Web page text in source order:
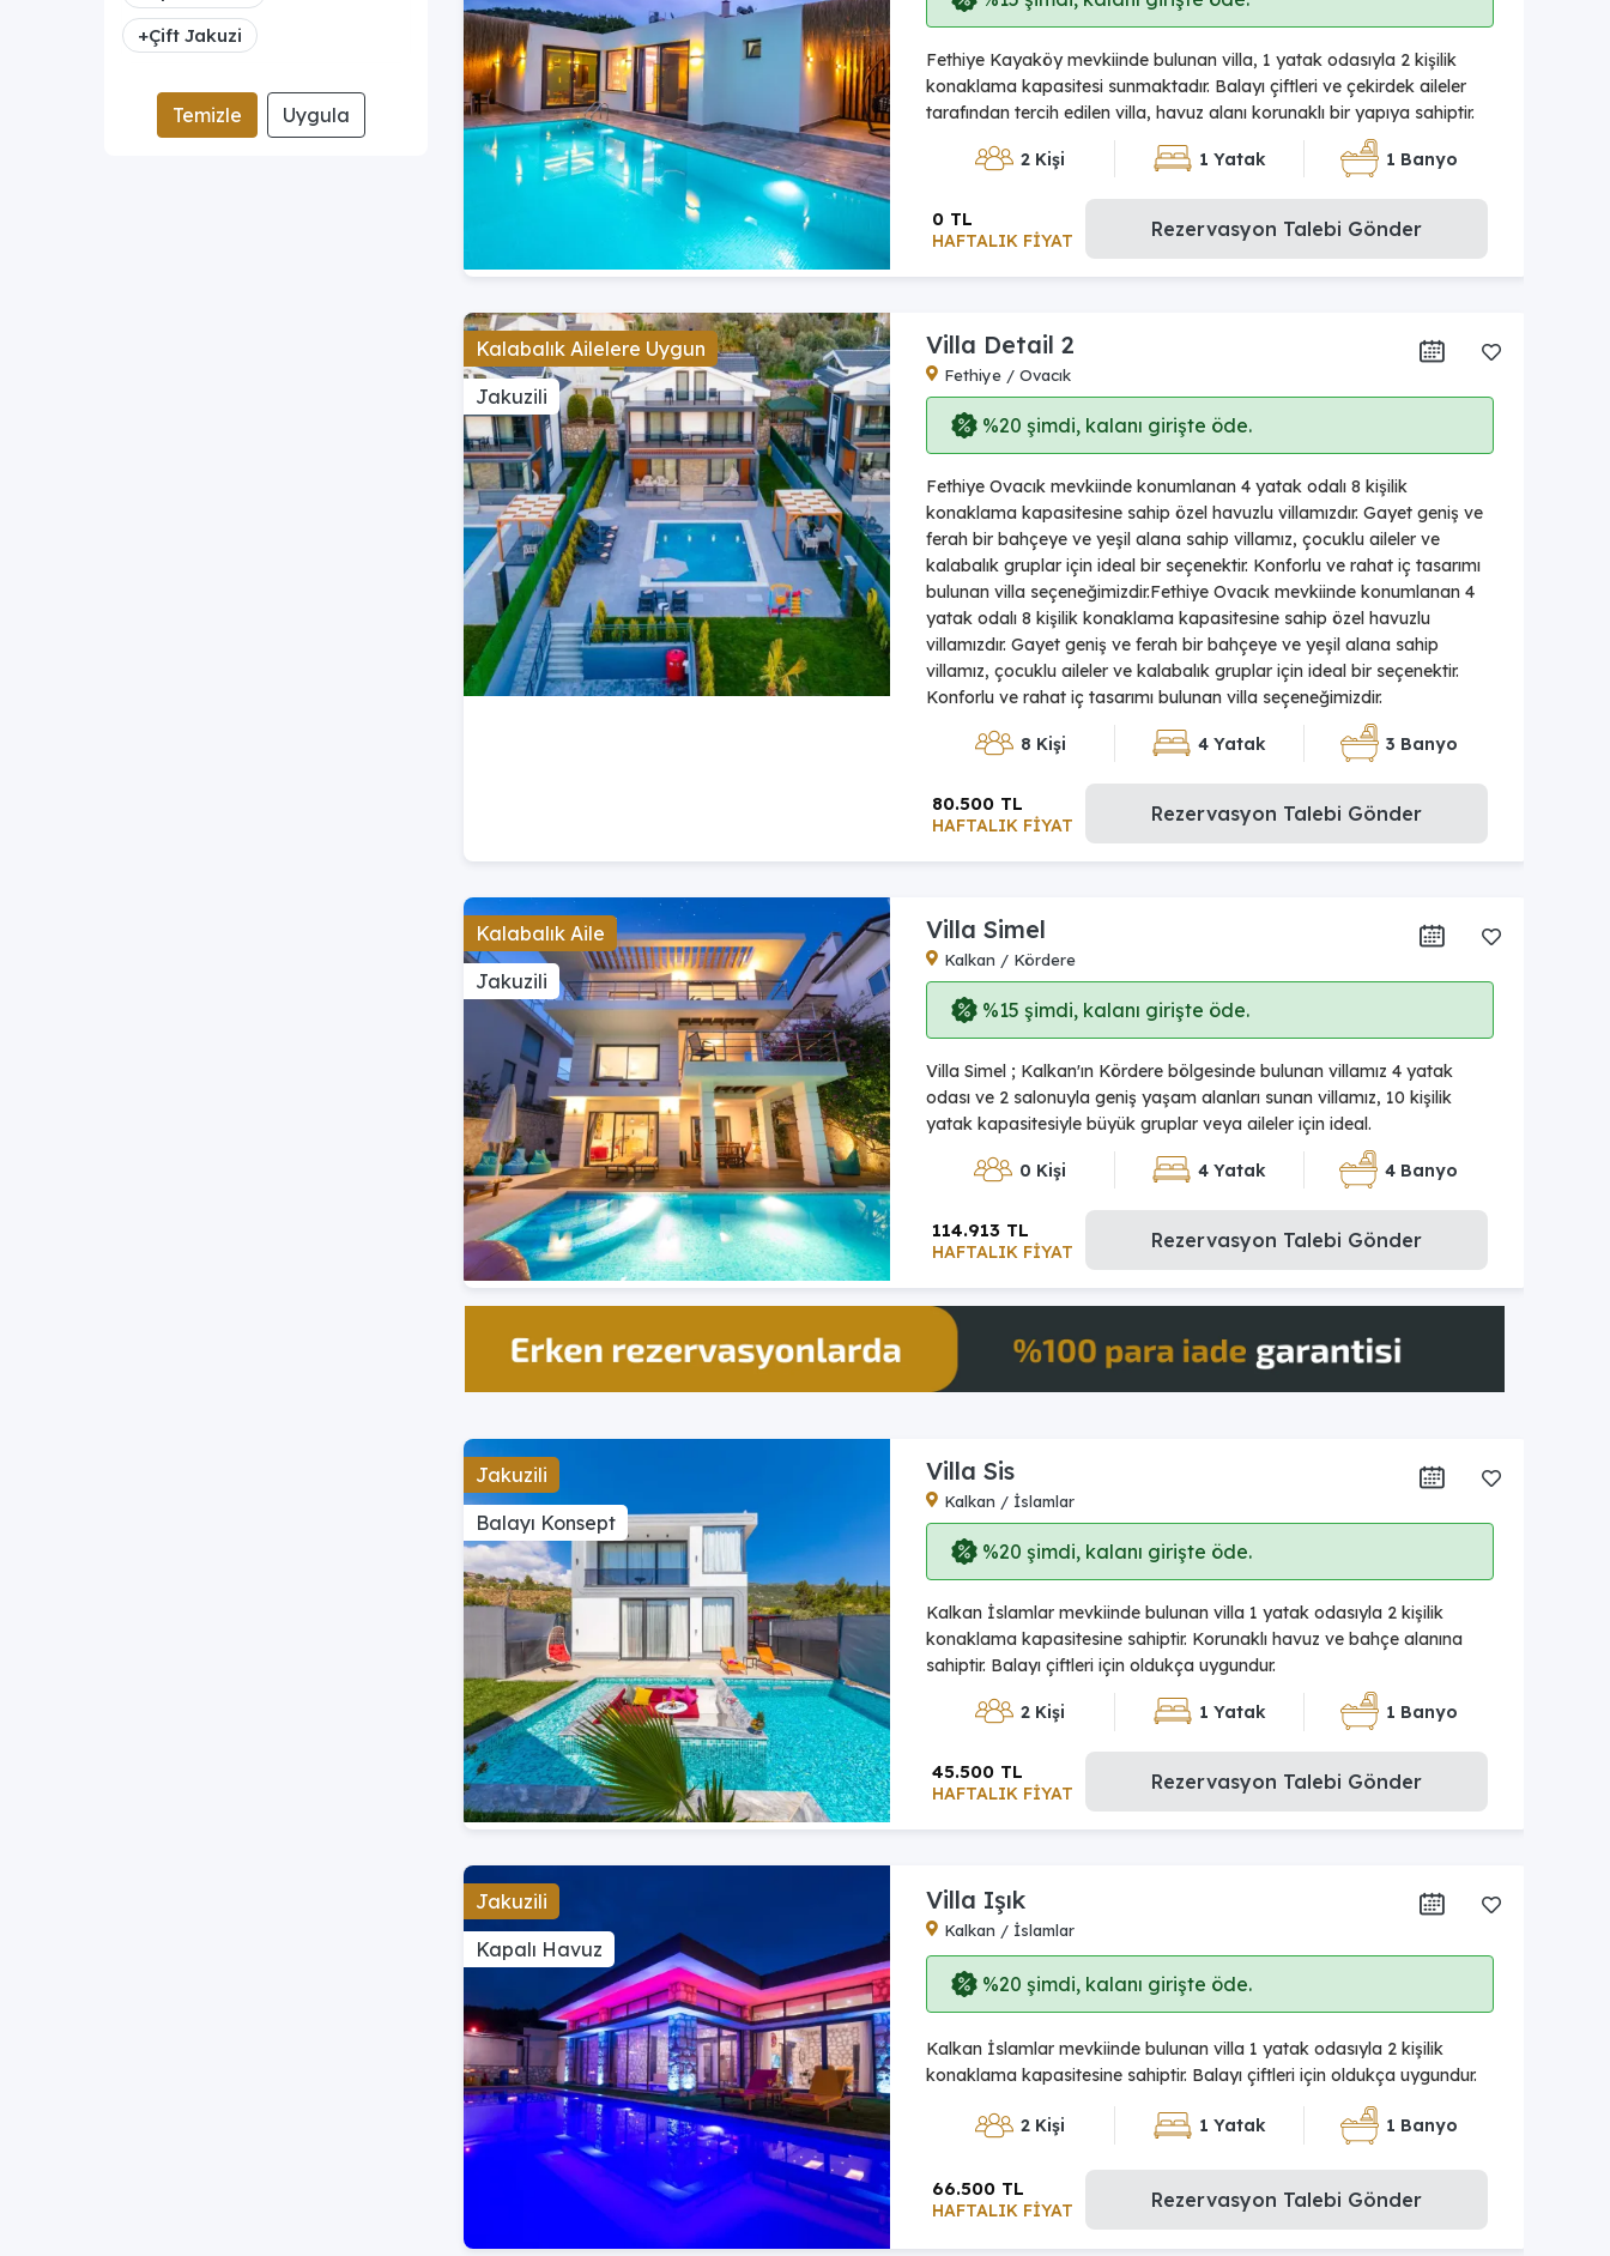
+Çift Jakuzi
Temizle Uygula
Fethiye Kayaköy mevkiinde bulunan villa, 1 yatak odasıyla 2 kişilik
konaklama kapasitesi sunmaktadır. Balayı çiftleri ve çekirdek aileler
tarafından tercih edilen villa, havuz alanı korunaklı bir yapıya sahiptir.
2 Kişi 1 Yatak 1 Banyo
HAFTALIK FİYAT
0 TL Rezervasyon Talebi Gönder
Kalabalık Ailelere Uygun
Jakuzili
Villa Detail 2
Fethiye / Ovacık
%20 şimdi, kalanı girişte öde.
Fethiye Ovacık mevkiinde konumlanan 4 yatak odalı 8 kişilik
konaklama kapasitesine sahip özel havuzlu villamızdır. Gayet geniş ve
ferah bir bahçeye ve yeşil alana sahip villamız, çocuklu aileler ve
kalabalık gruplar için ideal bir seçenektir. Konforlu ve rahat iç tasarımı
bulunan villa seçeneğimizdir.Fethiye Ovacık mevkiinde konumlanan 4
yatak odalı 8 kişilik konaklama kapasitesine sahip özel havuzlu
villamızdır. Gayet geniş ve ferah bir bahçeye ve yeşil alana sahip
villamız, çocuklu aileler ve kalabalık gruplar için ideal bir seçenektir.
Konforlu ve rahat iç tasarımı bulunan villa seçeneğimizdir.
8 Kişi 4 Yatak 3 Banyo
HAFTALIK FİYAT
80.500 TL Rezervasyon Talebi Gönder
Kalabalık Aile
Jakuzili
Villa Simel
Kalkan / Kördere
%15 şimdi, kalanı girişte öde.
Villa Simel ; Kalkan'ın Kördere bölgesinde bulunan villamız 4 yatak
odası ve 2 salonuyla geniş yaşam alanları sunan villamız, 10 kişilik
yatak kapasitesiyle büyük gruplar veya aileler için ideal.
0 Kişi 4 Yatak 4 Banyo
HAFTALIK FİYAT
114.913 TL Rezervasyon Talebi Gönder
Jakuzili
Balayı Konsept
Villa Sis
Kalkan / İslamlar
%20 şimdi, kalanı girişte öde.
Kalkan İslamlar mevkiinde bulunan villa 1 yatak odasıyla 2 kişilik
konaklama kapasitesine sahiptir. Korunaklı havuz ve bahçe alanına
sahiptir. Balayı çiftleri için oldukça uygundur.
2 Kişi 1 Yatak 1 Banyo
HAFTALIK FİYAT
45.500 TL Rezervasyon Talebi Gönder
Jakuzili
Kapalı Havuz
Villa Işık
Kalkan / İslamlar
%20 şimdi, kalanı girişte öde.
Kalkan İslamlar mevkiinde bulunan villa 1 yatak odasıyla 2 kişilik
konaklama kapasitesine sahiptir. Balayı çiftleri için oldukça uygundur.
2 Kişi 1 Yatak 1 Banyo
HAFTALIK FİYAT
66.500 TL Rezervasyon Talebi Gönder